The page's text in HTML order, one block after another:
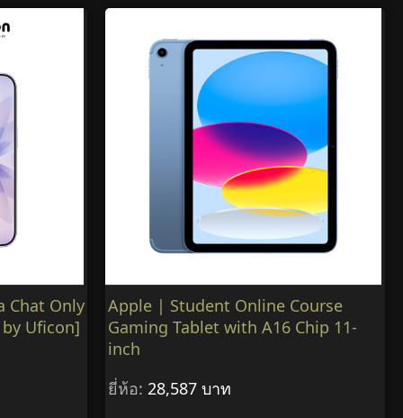
Chat Only
Uficon]
Apple | Student Online Course
Gaming Tablet with A16 Chip 11-
inch
ยี่ห้อ: 28,587 บาท